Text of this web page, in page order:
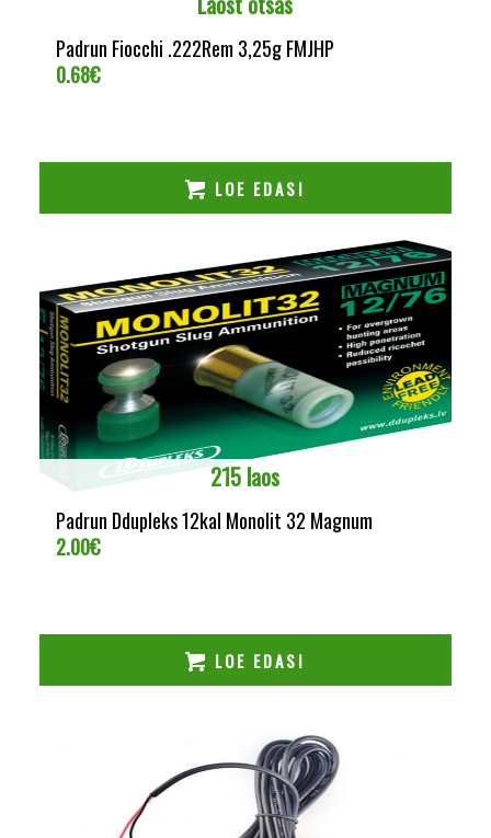
Padrun Fiocchi .222Rem 3,25g FMJHP
0.68€
LOE EDASI
215 laos
Padrun Ddupleks 12kal Monolit 32 Magnum
2.00€
LOE EDASI